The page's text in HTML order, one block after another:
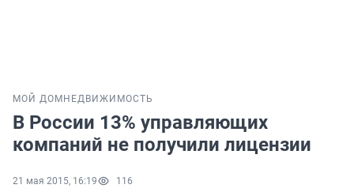
МОЙ ДОМ НЕДВИЖИМОСТЬ
В России 13% управляющих
компаний не получили лицензии
21 мая 2015, 16:19 116